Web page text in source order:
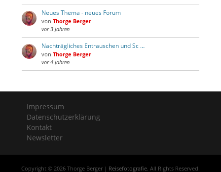
Neues Thema - neues Forum
von Thorge Berger
vor 3 Jahren
Nachträgliches Entrauschen und Sc …
von Thorge Berger
vor 4 Jahren
Impressum
Datenschutzerklärung
Kontakt
Newsletter
Copyright © 2026 Thorge Berger | Reisefotografie. All Rights Reserved.